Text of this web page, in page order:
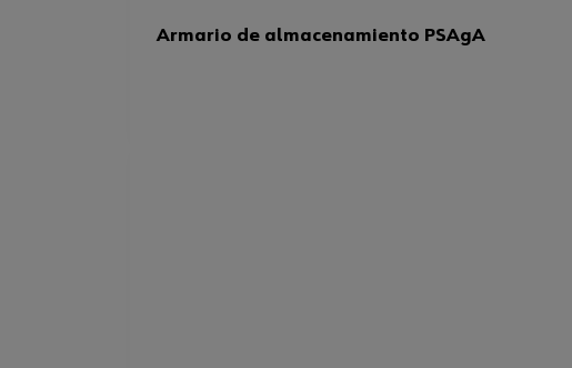
Armario de almacenamiento PSAgA